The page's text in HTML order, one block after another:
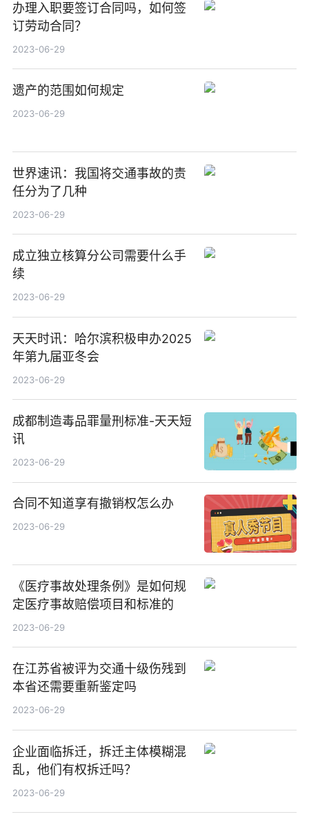
办理入职要签订合同吗，如何签
订劳动合同？
2023-06-29
遗产的范围如何规定
2023-06-29
世界速讯：我国将交通事故的责
任分为了几种
2023-06-29
成立独立核算分公司需要什么手
续
2023-06-29
天天时讯：哈尔滨积极申办2025
年第九届亚冬会
2023-06-29
成都制造毒品罪量刑标准-天天短
讯
2023-06-29
合同不知道享有撤销权怎么办
2023-06-29
《医疗事故处理条例》是如何规
定医疗事故赔偿项目和标准的
2023-06-29
在江苏省被评为交通十级伤残到
本省还需要重新鉴定吗
2023-06-29
企业面临拆迁，拆迁主体模糊混
乱，他们有权拆迁吗？
2023-06-29